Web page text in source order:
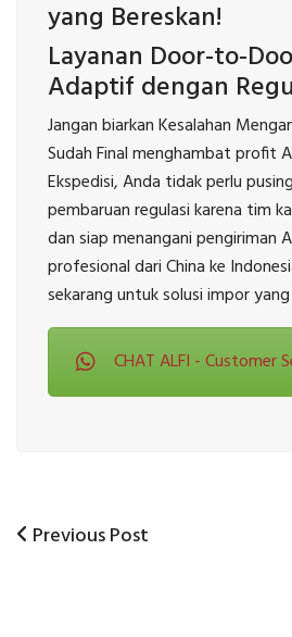
yang Bereskan!
Layanan Door-to-
Adaptif dengan
Jangan biarkan Kesalahan
Sudah Final menghambat profit
Ekspedisi, Anda tidak perlu
pembaruan regulasi karena tim
dan siap menangani pengiriman
profesional dari China ke
sekarang untuk solusi impor
CHAT ALFI - Customer
Post
Previous
Previous Post